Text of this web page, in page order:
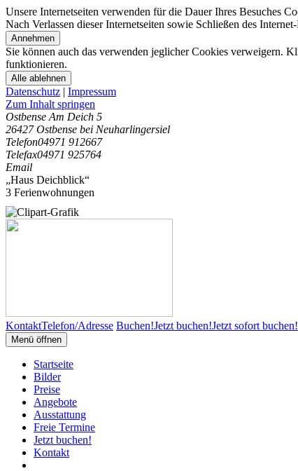
Unsere Internetseiten verwenden für die Dauer Ihres Besuches
Nach Verlassen dieser Internetseiten sowie Schließen des
Annehmen
Sie können auch das verwenden jeglicher Cookies verweigern.
funktionieren.
Alle ablehnen
Datenschutz | Impressum
Zum Inhalt springen
Ostbense Am Deich 5
26427 Ostbense bei Neuharlingersiel
Telefon04971 912667
Telefax04971 925764
Email
„Haus Deichblick“
3 Ferienwohnungen
KontaktTelefon/Adresse Buchen!Jetzt buchen!Jetzt sofort buchen!
Menü öffnen
Startseite
Bilder
Preise
Angebote
Ausstattung
Freie Termine
Jetzt buchen!
Kontakt